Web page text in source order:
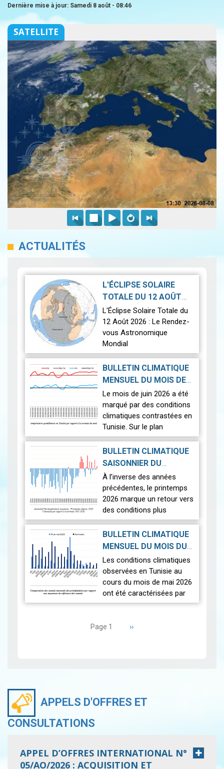
Dernière mise à jour: Samedi 8 août - 08:46
SATELLITE
ACTUALITÉS
L'ÉCLIPSE SOLAIRE
TOTALE DU 12 AOÛT
2026|2026-07-21
L'Éclipse Solaire Totale du
12 Août 2026 : Le Rendez-
vous Astronomique
Mondial
Le 12 août 2026, la Terre
connaîtra l'un des
astronomiques les plus
spectaculaires : une…
BULLETIN CLIMATIQUE
MENSUEL DU MOIS DE
JUIN 2026 |2026-07-14
Le mois de juin 2026 a été
marqué par des conditions
climatiques contrastées en
Tunisie. Sur le plan
thermique, des
températures supérieures
aux normales ont été
observées sur l'en…
BULLETIN CLIMATIQUE
SAISONNIER DU
PRINTEMPS 2026|
2026-07-02
À l’inverse des années
précédentes, le printemps
2026 marque un retour vers
des conditions plus
proches de la normale,
avec un léger excédent
thermique de +0,3 °c
Nous r…
BULLETIN CLIMATIQUE
MENSUEL DU MOIS DU
MAI 2026|2026-06-17
Les conditions climatiques
observées en Tunisie au
cours du mois de mai 2026
ont été caractérisées par
des températures proches
répartition spatiale
Page 1 Page
››
APPELS D'OFFRES ET
CONSULTATIONS
APPEL D’OFFRES INTERNATIONAL N°
05/AO/2026 : ACQUISITION ET